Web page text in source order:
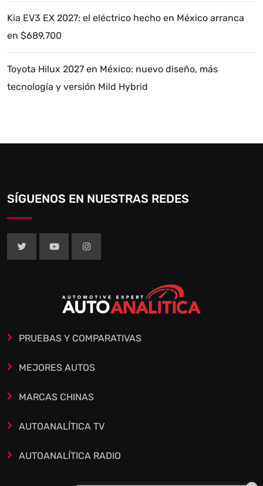
Kia EV3 EX 2027: el eléctrico hecho en México arranca
en $689,700
Toyota Hilux 2027 en México: nuevo diseño, más
tecnología y versión Mild Hybrid
SÍGUENOS EN NUESTRAS REDES
PRUEBAS Y COMPARATIVAS
MEJORES AUTOS
MARCAS CHINAS
AUTOANALÍTICA TV
AUTOANALÍTICA RADIO